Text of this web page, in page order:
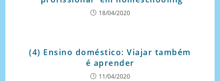
18/04/2020
(4) Ensino doméstico: Viajar também
é aprender
11/04/2020